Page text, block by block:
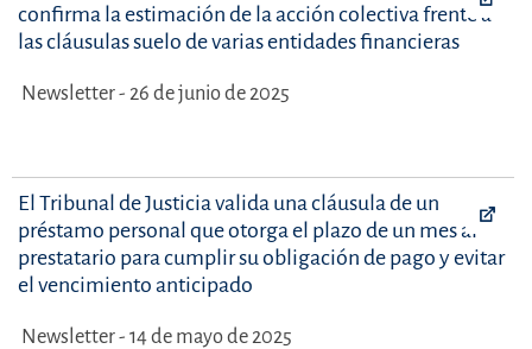
confirma la estimación de la acción colectiva frente a
las cláusulas suelo de varias entidades financieras
Newsletter - 26 de junio de 2025
El Tribunal de Justicia valida una cláusula de un
préstamo personal que otorga el plazo de un mes al
prestatario para cumplir su obligación de pago y evitar
el vencimiento anticipado
Newsletter - 14 de mayo de 2025